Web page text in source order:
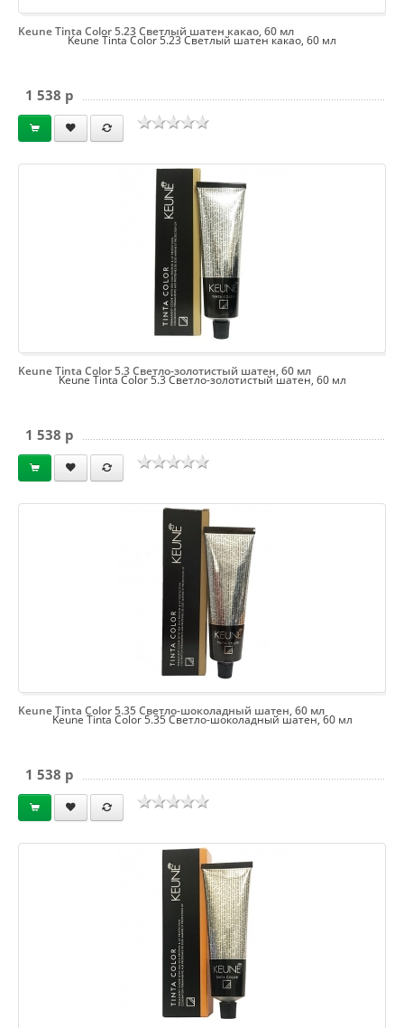
Keune Tinta Color 5.23 Светлый шатен какао, 60 мл
Keune Tinta Color 5.23 Светлый шатен какао, 60 мл
1 538 p
Keune Tinta Color 5.3 Светло-золотистый шатен, 60 мл
Keune Tinta Color 5.3 Светло-золотистый шатен, 60 мл
1 538 p
Keune Tinta Color 5.35 Светло-шоколадный шатен, 60 мл
Keune Tinta Color 5.35 Светло-шоколадный шатен, 60 мл
1 538 p